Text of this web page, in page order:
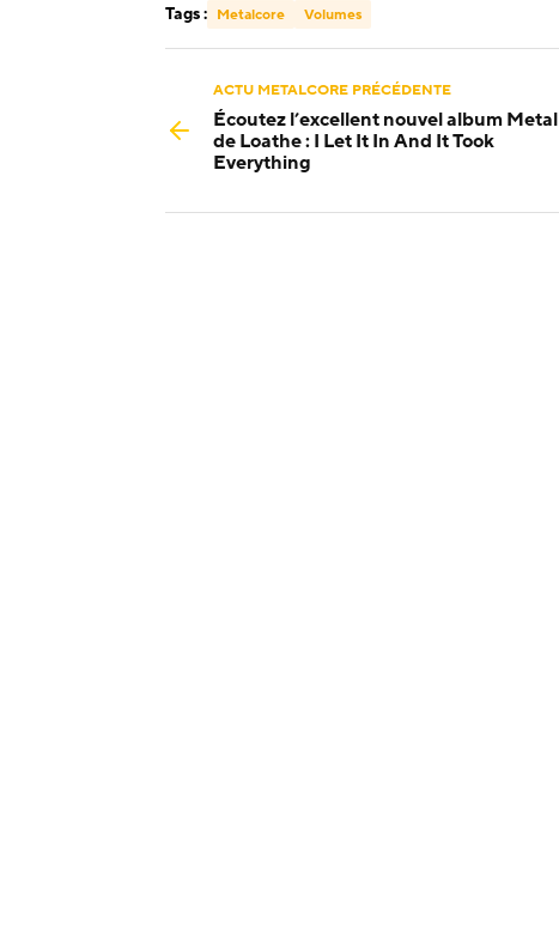
Tags : Metalcore Volumes
ACTU METALCORE PRÉCÉDENTE
Écoutez l’excellent nouvel album Metal
de Loathe : I Let It In And It Took
Everything